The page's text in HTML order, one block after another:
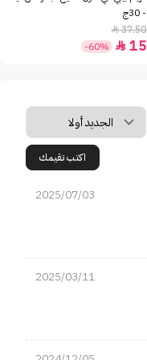
- 30ج
37.50

15

-60%
اكتب تقيمك
2025/07/03
2025/03/11